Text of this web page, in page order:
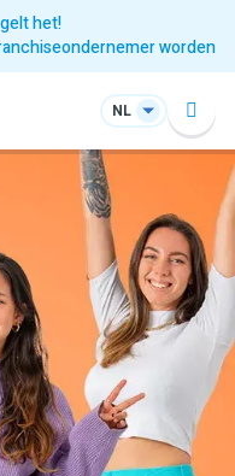
het!
worden
NL